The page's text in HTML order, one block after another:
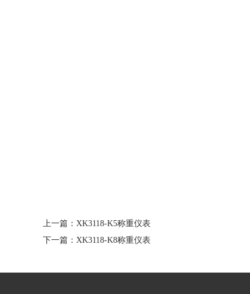
上一篇： XK3118-K5称重仪表
下一篇： XK3118-K8称重仪表